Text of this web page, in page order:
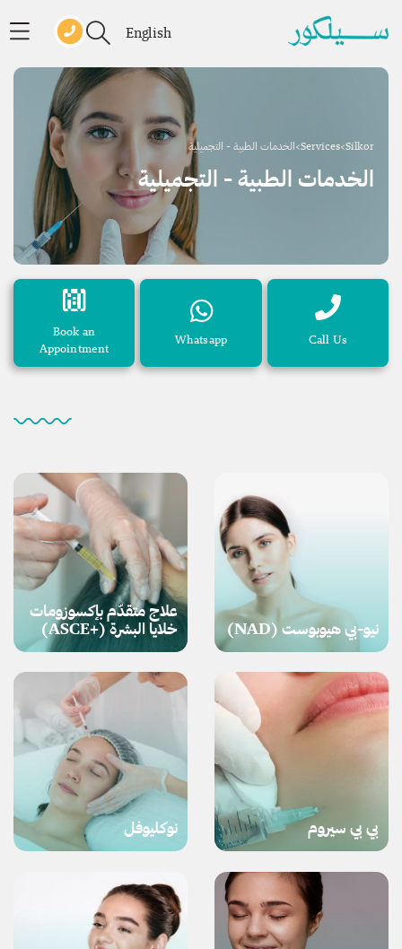
English
Silkor
>
Services
>الخدمات الطبية - التجميلية
الخدمات الطبية - التجميلية
Call Us
Whatsapp
Book an
Appointment
نيو-بي هيوبوست (NAD)
علاج متقدّم بإكسوزومات
خلايا البشرة (+ASCE)
بي بي سيروم نوكليوفل